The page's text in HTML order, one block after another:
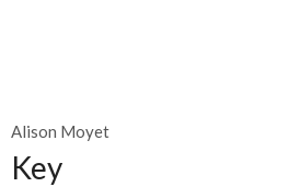
Alison Moyet
Key